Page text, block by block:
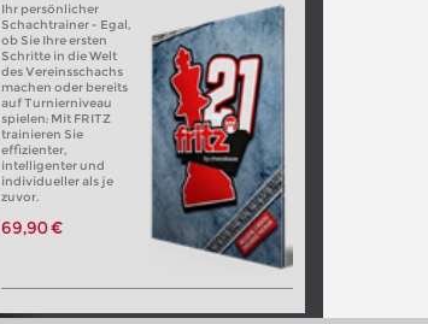
Ihr persönlicher
Schachtrainer - Egal,
ob Sie Ihre ersten
Schritte in die Welt
des Vereinsschachs
machen oder bereits
auf Turnierniveau
spielen: Mit FRITZ
trainieren Sie
effizienter,
intelligenter und
individueller als je
zuvor.
69,90 €